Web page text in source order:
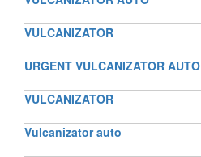
VULCANIZATOR
URGENT VULCANIZATOR AUTO
VULCANIZATOR
Vulcanizator auto